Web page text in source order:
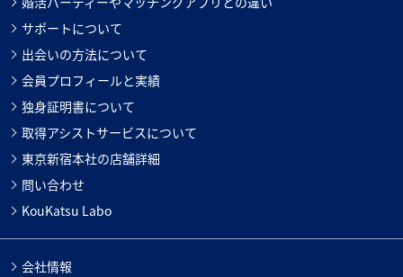
サポートについて
出会いの方法について
会員プロフィールと実績
独身証明書について
取得アシストサービスについて
東京新宿本社の店舗詳細
問い合わせ
KouKatsu Labo
会社情報